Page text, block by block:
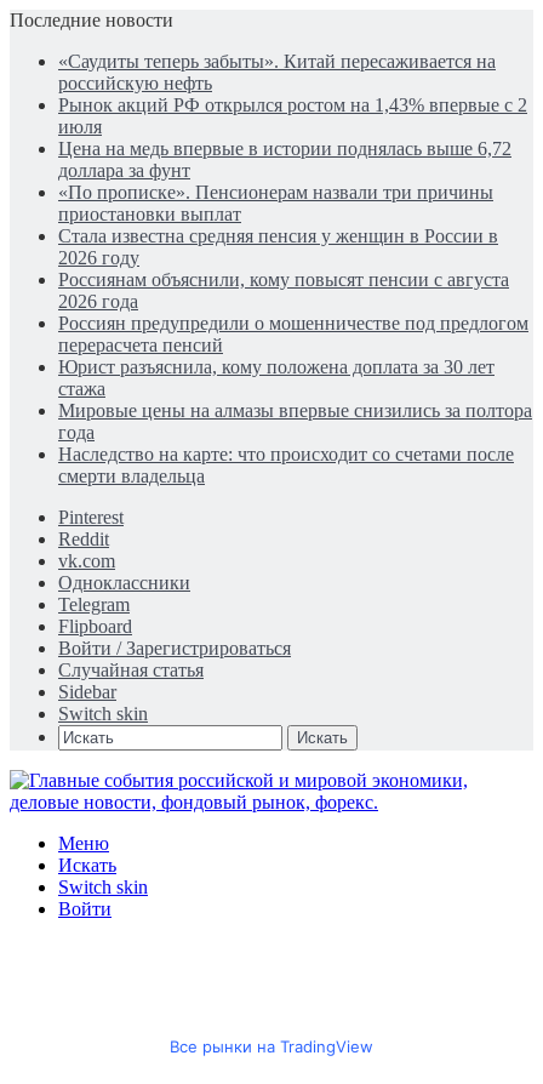
Последние новости
«Саудиты теперь забыты». Китай пересаживается на
российскую нефть
Рынок акций РФ открылся ростом на 1,43% впервые с 2
июля
Цена на медь впервые в истории поднялась выше 6,72
доллара за фунт
«По прописке». Пенсионерам назвали три причины
приостановки выплат
Стала известна средняя пенсия у женщин в России в
2026 году
Россиянам объяснили, кому повысят пенсии с августа
2026 года
Россиян предупредили о мошенничестве под предлогом
перерасчета пенсий
Юрист разъяснила, кому положена доплата за 30 лет
стажа
Мировые цены на алмазы впервые снизились за полтора
года
Наследство на карте: что происходит со счетами после
смерти владельца
Pinterest
Reddit
vk.com
Одноклассники
Telegram
Flipboard
Войти / Зарегистрироваться
Случайная статья
Sidebar
Switch skin
Искать
Меню
Искать
Switch skin
Войти
Все рынки на TradingView